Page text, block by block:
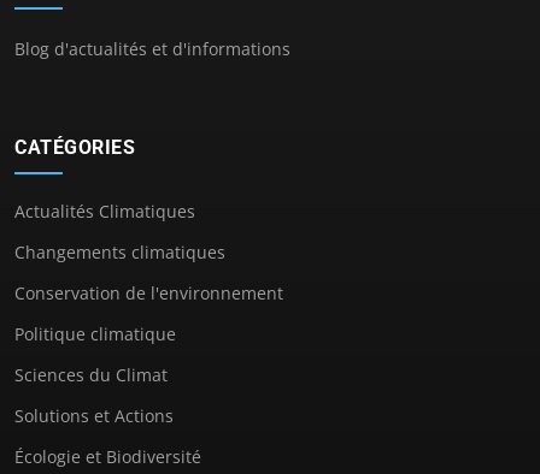
Blog d'actualités et d'informations
CATÉGORIES
Actualités Climatiques
Changements climatiques
Conservation de l'environnement
Politique climatique
Sciences du Climat
Solutions et Actions
Écologie et Biodiversité